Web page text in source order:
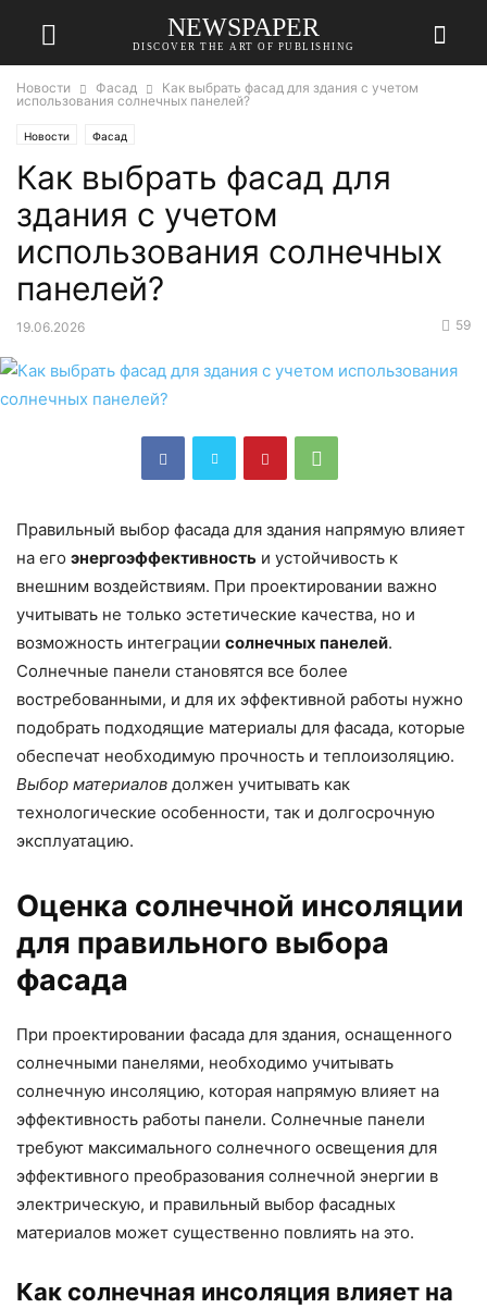
NEWSPAPER
DISCOVER THE ART OF PUBLISHING
Новости Фасад
Как выбрать фасад для здания с учетом
использования солнечных панелей?
Новости Фасад
Как выбрать фасад для
здания с учетом
использования солнечных
панелей?
19.06.2026 59
Правильный выбор фасада для здания напрямую влияет
на его энергоэффективность и устойчивость к
внешним воздействиям. При проектировании важно
учитывать не только эстетические качества, но и
возможность интеграции солнечных панелей.
Солнечные панели становятся все более
востребованными, и для их эффективной работы нужно
подобрать подходящие материалы для фасада, которые
обеспечат необходимую прочность и теплоизоляцию.
Выбор материалов должен учитывать как
технологические особенности, так и долгосрочную
эксплуатацию.
Оценка солнечной инсоляции
для правильного выбора
фасада
При проектировании фасада для здания, оснащенного
солнечными панелями, необходимо учитывать
солнечную инсоляцию, которая напрямую влияет на
эффективность работы панели. Солнечные панели
требуют максимального солнечного освещения для
эффективного преобразования солнечной энергии в
электрическую, и правильный выбор фасадных
материалов может существенно повлиять на это.
Как солнечная инсоляция влияет на